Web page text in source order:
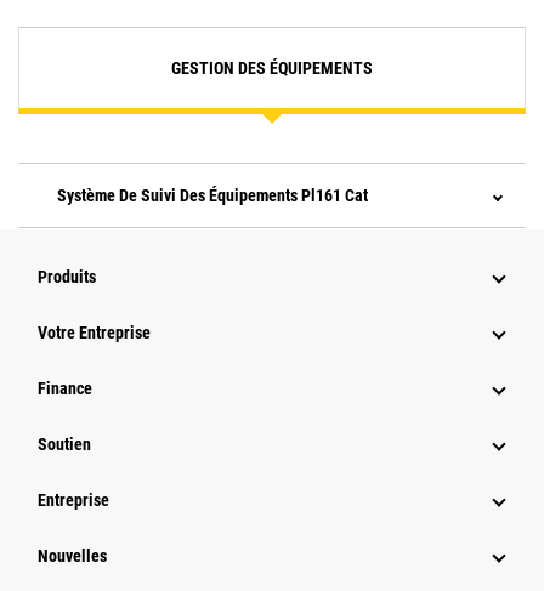
GESTION DES ÉQUIPEMENTS
Système De Suivi Des Équipements Pl161 Cat
Produits
Votre Entreprise
Finance
Soutien
Entreprise
Nouvelles